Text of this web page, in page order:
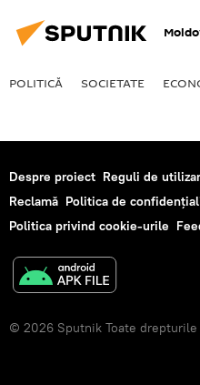
POLITICĂ SOCIETATE
Despre proiect Reguli de
Reclamă Politica de
Politica privind cookie-urile
© 2026 Sputnik Toate drepturile